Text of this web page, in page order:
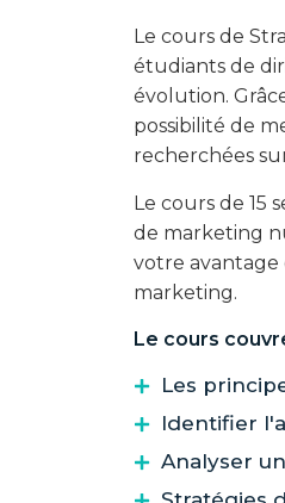
Le cours de
étudiants de
évolution.
possibilité de
recherchées
Le cours de 15
de marketing
votre avantage
marketing.
Le cours
Les
Identifier
Analyser